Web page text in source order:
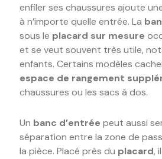
enfiler ses chaussures ajoute
à n’importe quelle entrée. La
sous le placard sur mesure
et se veut souvent très utile,
enfants. Certains modèles
espace de rangement
chaussures ou les sacs à dos.
Un banc d’entrée peut aussi
séparation entre la zone de
la pièce. Placé près du placard,